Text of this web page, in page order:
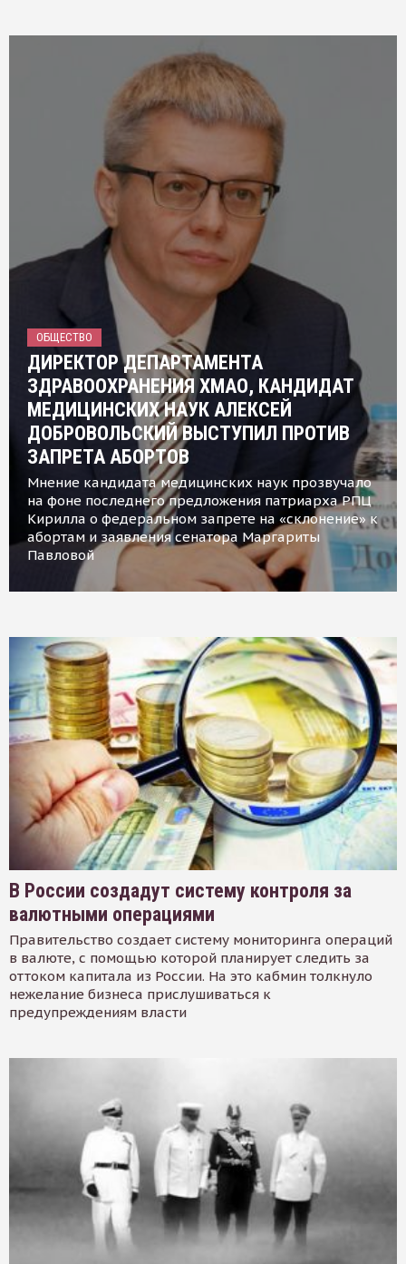
ОБЩЕСТВО
ДИРЕКТОР ДЕПАРТАМЕНТА
ЗДРАВООХРАНЕНИЯ ХМАО, КАНДИДАТ
МЕДИЦИНСКИХ НАУК АЛЕКСЕЙ
ДОБРОВОЛЬСКИЙ ВЫСТУПИЛ ПРОТИВ
ЗАПРЕТА АБОРТОВ
Мнение кандидата медицинских наук прозвучало
на фоне последнего предложения патриарха РПЦ
Кирилла о федеральном запрете на «склонение» к
абортам и заявления сенатора Маргариты
Павловой
В России создадут систему контроля за
валютными операциями
Правительство создает систему мониторинга операций
в валюте, с помощью которой планирует следить за
оттоком капитала из России. На это кабмин толкнуло
нежелание бизнеса прислушиваться к
предупреждениям власти